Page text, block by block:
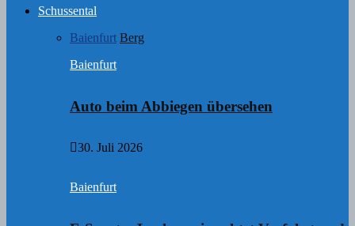
Schussental
Baienfurt Berg
Baienfurt
Auto beim Abbiegen übersehen
30. Juli 2026
Baienfurt